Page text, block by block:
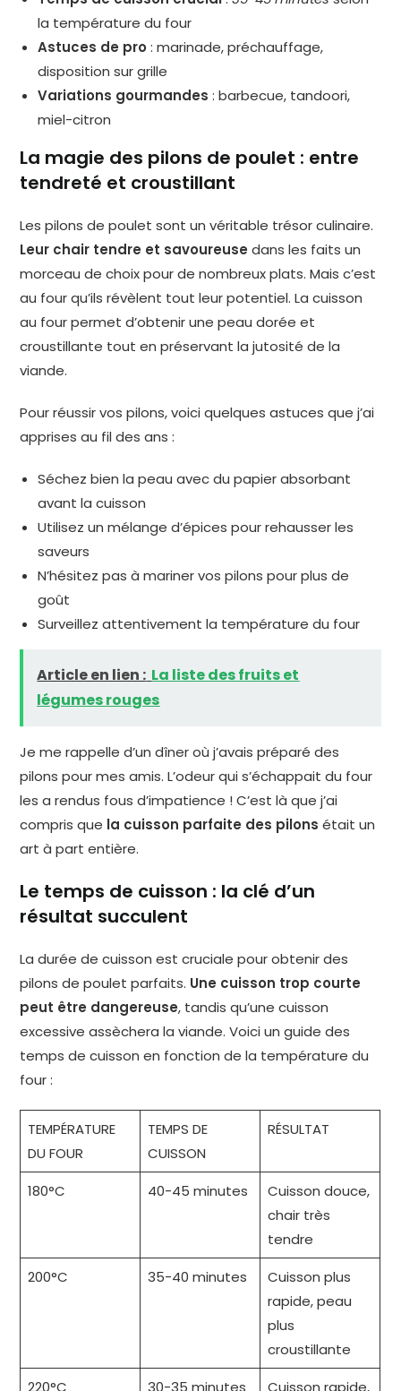
la température du four
Astuces de pro: marinade, préchauffage,
disposition sur grille
Variations gourmandes : barbecue, tandoori,
miel-citron
La magie des pilons de poulet : entre
tendreté et croustillant
Les pilons de poulet sont un véritable trésor culinaire.
Leur chair tendre et savoureuse dans les faits un
morceau de choix pour de nombreux plats. Mais c’est
au four qu’ils révèlent tout leur potentiel. La cuisson
au four permet d’obtenir une peau dorée et
croustillante tout en préservant la jutosité de la
viande.
Pour réussir vos pilons, voici quelques astuces que j’ai
apprises au fil des ans :
Séchez bien la peau avec du papier absorbant
avant la cuisson
Utilisez un mélange d’épices pour rehausser les
saveurs
N’hésitez pas à mariner vos pilons pour plus de
goût
Surveillez attentivement la température du four
Article en lien : La liste des fruits et
légumes rouges
Je me rappelle d’un dîner où j’avais préparé des
pilons pour mes amis. L’odeur qui s’échappait du four
les a rendus fous d’impatience ! C’est là que j’ai
compris que la cuisson parfaite des pilons était un
art à part entière.
Le temps de cuisson : la clé d’un
résultat succulent
La durée de cuisson est cruciale pour obtenir des
pilons de poulet parfaits. Une cuisson trop courte
peut être dangereuse, tandis qu’une cuisson
excessive assèchera la viande. Voici un guide des
temps de cuisson en fonction de la température du
four :
TEMPÉRATURE
DU FOUR
TEMPS DE
CUISSON
RÉSULTAT
180°C 40-45 minutes
Cuisson douce,
chair très
tendre
200°C
35-40 minutes
Cuisson plus
rapide, peau
plus
croustillante
220°C
30-35 minutes Cuisson rapide,